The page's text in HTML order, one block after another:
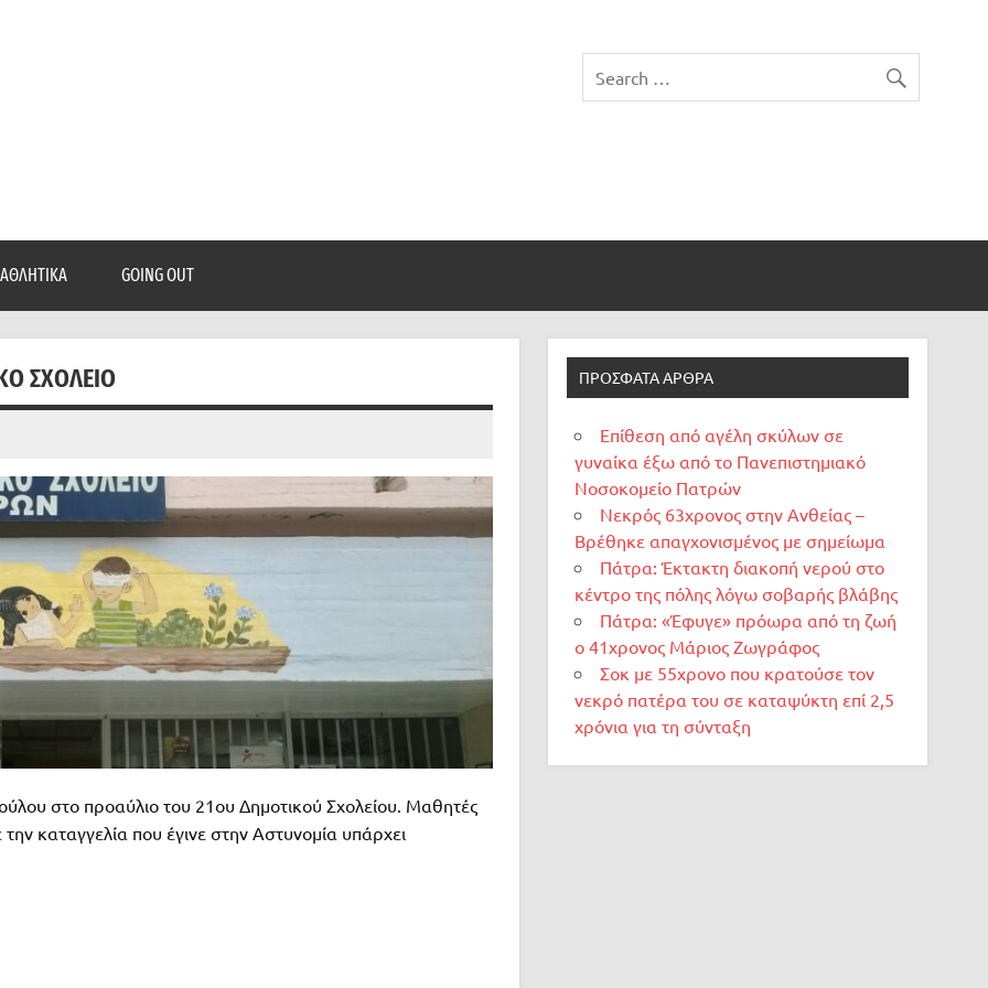
ΑΘΛΗΤΙΚΆ GOING OUT
ΣΧΟΛΕΊΟ
στο προαύλιο του 21ου Δημοτικού Σχολείου. Μαθητές
καταγγελία που έγινε στην Αστυνομία υπάρχει
ΠΡΌΣΦΑΤΑ ΆΡΘΡΑ
Επίθεση από αγέλη σκύλων σε
γυναίκα έξω από το Πανεπιστημιακό
Νοσοκομείο Πατρών
Νεκρός 63χρονος στην Ανθείας –
Βρέθηκε απαγχονισμένος με σημείωμα
Πάτρα: Έκτακτη διακοπή νερού στο
κέντρο της πόλης λόγω σοβαρής βλάβης
Πάτρα: «Έφυγε» πρόωρα από τη ζωή
ο 41χρονος Μάριος Ζωγράφος
Σοκ με 55χρονο που κρατούσε τον
νεκρό πατέρα του σε καταψύκτη επί 2,5
χρόνια για τη σύνταξη